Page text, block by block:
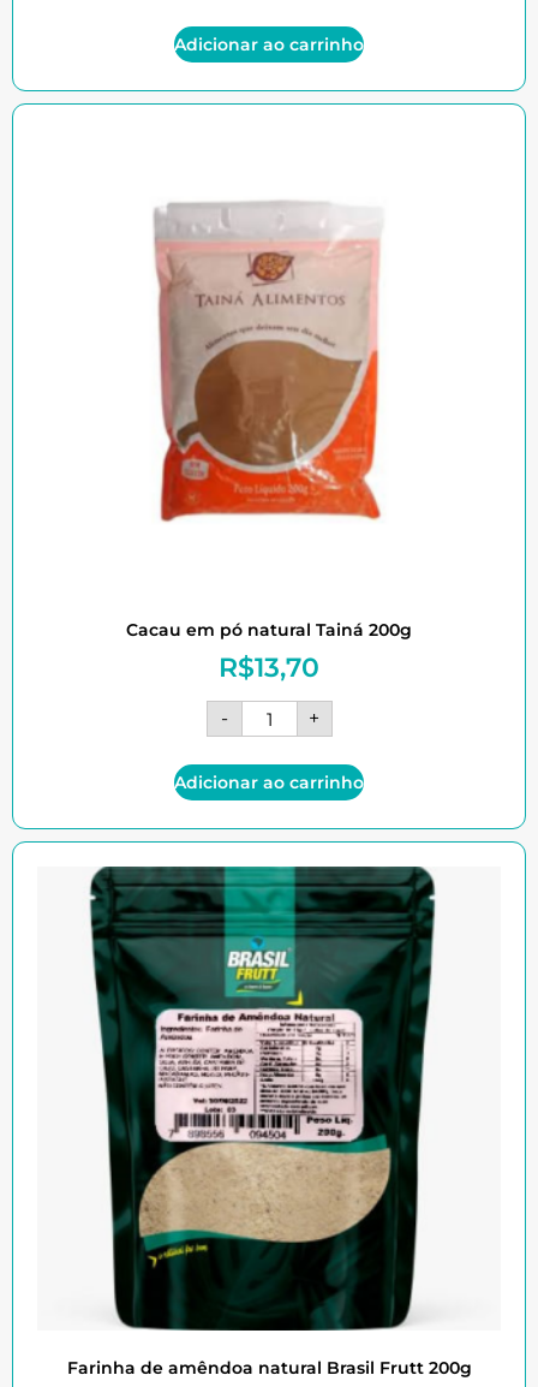
Adicionar ao carrinho
Cacau em pó natural Tainá 200g
R$13,70
- +
Adicionar ao carrinho
Farinha de amêndoa natural Brasil Frutt 200g